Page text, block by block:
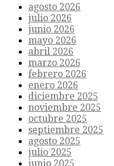
agosto 2026
julio 2026
junio 2026
mayo 2026
abril 2026
marzo 2026
febrero 2026
enero 2026
diciembre 2025
noviembre 2025
octubre 2025
septiembre 2025
agosto 2025
julio 2025
junio 2025